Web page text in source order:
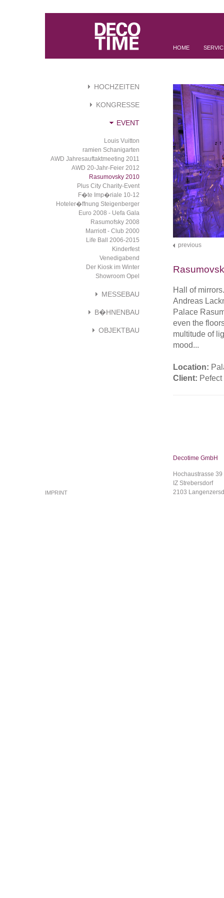
HOME
HOCHZEITEN
KONGRESSE
EVENT
Louis Vuitton
ramien Schanigarten
AWD Jahresauftaktmeeting 2011
AWD 20-Jahr-Feier 2012
Rasumovsky 2010
Plus City Charity-Event
F�te Imp�riale 10-12
Hoteler�ffnung Steigenberger
Euro 2008 - Uefa Gala
Rasumofsky 2008
Marriott - Club 2000
Life Ball 2006-2015
Kinderfest
Venedigabend
Der Kiosk im Winter
Showroom Opel
MESSEBAU
B�HNENBAU
OBJEKTBAU
previous
Hall of
Andreas
Palace
even the
multitude of
mood...
Location:
Client:
IMPRINT
Decotime GmbH
Hochaustrasse 39
IZ Strebersdorf
2103